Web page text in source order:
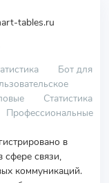
tables.ru
Бот для
Статистика
Профессиональные
в
связи,
коммуникаций.